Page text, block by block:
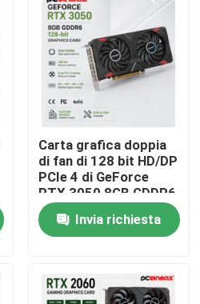
Carta grafica doppia
di fan di 128 bit HD/DP
PCIe 4 di GeForce
RTX 3050 8GB GDDR6
di gioco di PCWINMAX
per gioco del PC
Invia richiesta